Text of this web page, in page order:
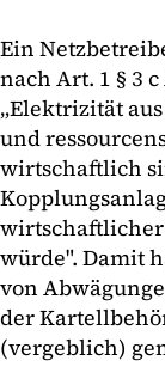
Ein
nach Art. 1 § 3
„Elektrizität
und
wirtschaftlich
würde". Damit
von
der
(vergeblich)